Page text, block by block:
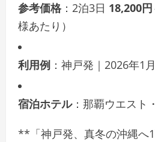
参考価格：2泊3日 18,200
様あたり）
利用例 ：神戸発｜2026年1
宿泊ホテル：那覇ウエスト
**「神戸発、真冬の沖縄へ